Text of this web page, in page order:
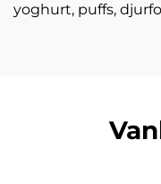
yoghurt, puffs,